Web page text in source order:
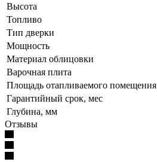
Высота
Топливо
Тип дверки
Мощность
Материал облицовки
Варочная плита
Площадь отапливаемого помещения
Гарантийный срок, мес
Глубина, мм
Отзывы